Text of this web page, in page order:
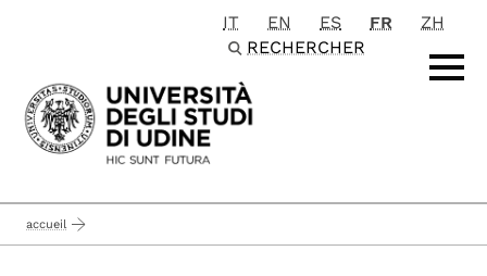
Passa al contenuto principale
IT EN ES FR
ZH
RECHERCHER
accueil